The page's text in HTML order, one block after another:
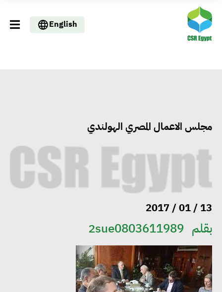
English
مجلس الاعمال المصري الهولندي
13 / 01 / 2017
بقلم 2sue0803611989